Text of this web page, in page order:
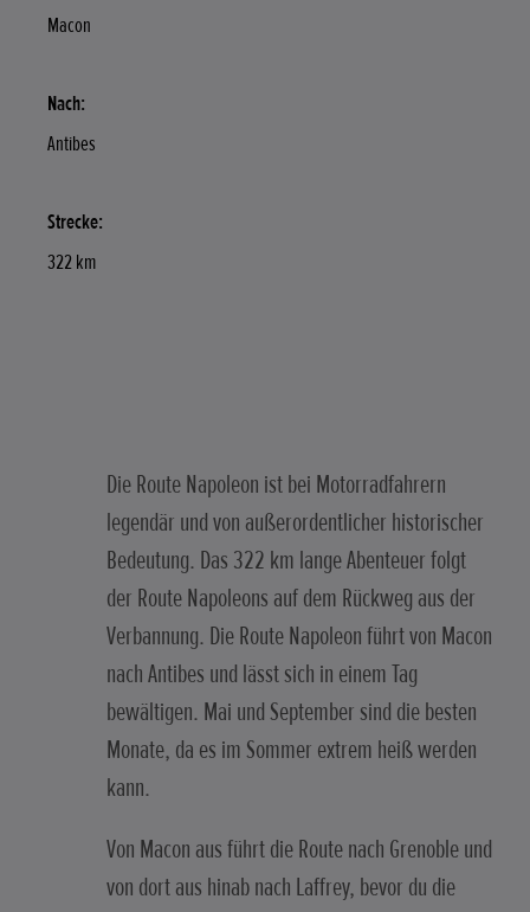
Macon
Nach:
Antibes
Strecke:
322 km
Die Route Napoleon ist bei Motorradfahrern
legendär und von außerordentlicher historischer
Bedeutung. Das 322 km lange Abenteuer folgt
der Route Napoleons auf dem Rückweg aus der
Verbannung. Die Route Napoleon führt von Macon
nach Antibes und lässt sich in einem Tag
bewältigen. Mai und September sind die besten
Monate, da es im Sommer extrem heiß werden
kann.
Von Macon aus führt die Route nach Grenoble und
von dort aus hinab nach Laffrey, bevor du die